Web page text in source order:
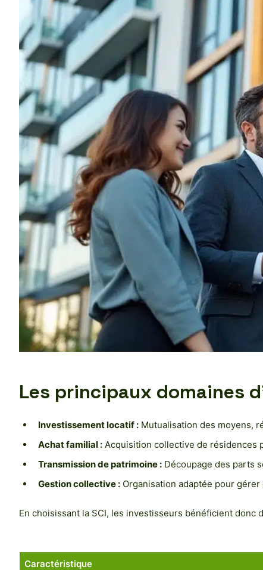
Les principaux domaines
Investissement locatif : Mutualisation des moyens,
Achat familial : Acquisition collective de résidences
Transmission de patrimoine : Découpage des parts
Gestion collective : Organisation adaptée pour
En choisissant la SCI, les investisseurs bénéficient
Caractéristique